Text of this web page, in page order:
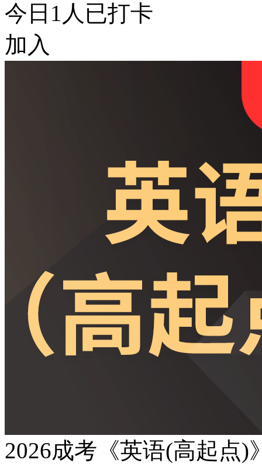
今日 1 人已打卡
加入
2026成考《英语(高起点)